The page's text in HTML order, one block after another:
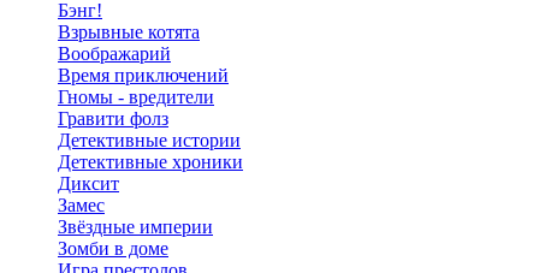
Бэнг!
Взрывные котята
Воображарий
Время приключений
Гномы - вредители
Гравити фолз
Детективные истории
Детективные хроники
Диксит
Замес
Звёздные империи
Зомби в доме